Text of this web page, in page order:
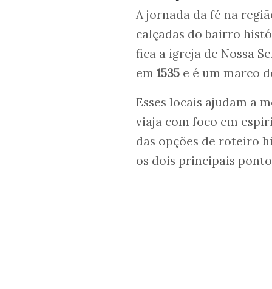
A jornada da fé na
calçadas do bairro
fica a igreja de Nossa
em 1535 e é um marco
Esses locais ajudam a
viaja com foco em
das opções de roteiro
os dois principais